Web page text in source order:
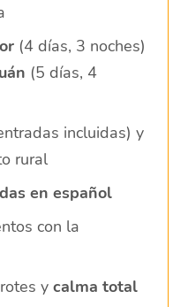
(4 días, 3 noches)
(5 días, 4
incluidas) y
rural
en español
con la
y calma total